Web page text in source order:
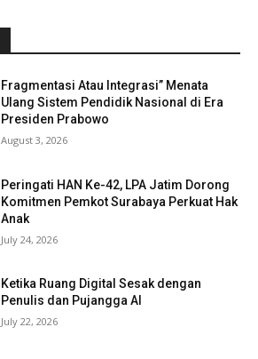
Fragmentasi Atau Integrasi” Menata
Ulang Sistem Pendidik Nasional di Era
Presiden Prabowo
August 3, 2026
Peringati HAN Ke-42, LPA Jatim Dorong
Komitmen Pemkot Surabaya Perkuat Hak
Anak
July 24, 2026
Ketika Ruang Digital Sesak dengan
Penulis dan Pujangga AI
July 22, 2026